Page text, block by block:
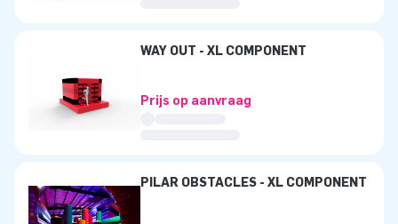
WAY OUT - XL COMPONENT
Prijs op aanvraag
PILAR OBSTACLES - XL COMPONENT